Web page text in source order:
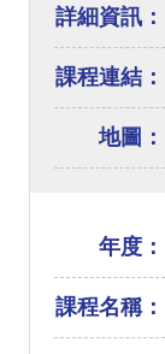
詳細資訊：
課程連結：
地圖：
年度：
課程名稱：